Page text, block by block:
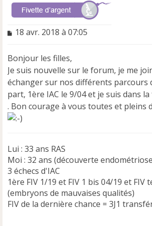
M
s
a
g
e
n
o
n
18 avr. 2018 à 07:05
Bonjour les filles,
Je suis nouvelle sur le forum, je me
échanger sur nos différents parcours
part, 1ère IAC le 9/04 et je suis dans
. Bon courage à vous toutes et pleins
Lui : 33 ans RAS
Moi : 32 ans (découverte
3 échecs d'IAC
1ère FIV 1/19 et FIV 1 bis 04/19 et FIV
(embryons de mauvaises qualités)
FIV de la dernière chance = 3J1